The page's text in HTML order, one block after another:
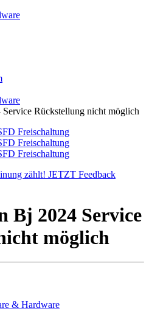
Rückstellung nicht möglich
zählt! JETZT Feedback
Bj 2024 Service
möglich
& Hardware